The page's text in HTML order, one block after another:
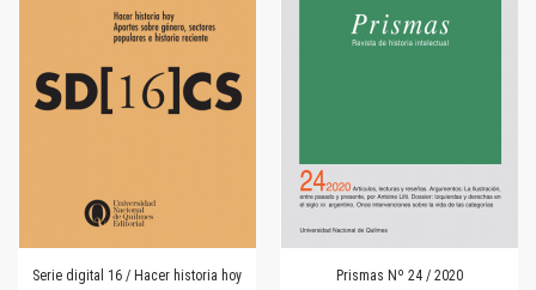
Serie digital 16 / Hacer historia hoy
Prismas Nº 24 / 2020